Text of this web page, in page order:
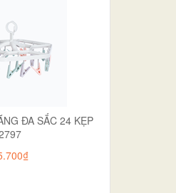
ĐA SẮC 24 KẸP